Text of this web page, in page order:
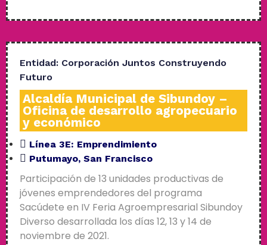
Entidad: Corporación Juntos Construyendo
Futuro
Alcaldía Municipal de Sibundoy –
Oficina de desarrollo agropecuario
y económico
Línea 3E: Emprendimiento
Putumayo, San Francisco
Participación de 13 unidades productivas de
jóvenes emprendedores del programa
Sacúdete en IV Feria Agroempresarial Sibundoy
Diverso desarrollada los días 12, 13 y 14 de
noviembre de 2021.